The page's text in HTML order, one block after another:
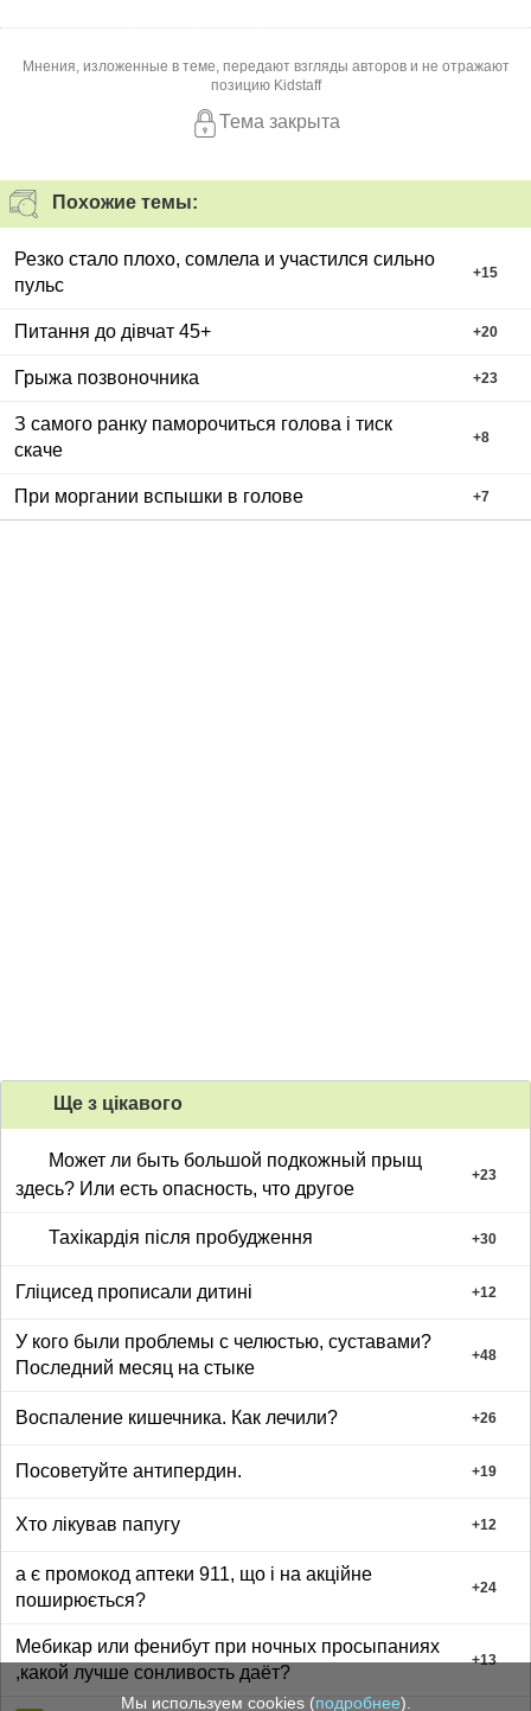
Мнения, изложенные в теме, передают взгляды авторов и не отражают
позицию Kidstaff
Тема закрыта
Похожие темы:
Резко стало плохо, сомлела и участился сильно
пульс
+15
Питання до дівчат 45+ +20
Грыжа позвоночника +23
З самого ранку паморочиться голова і тиск
скаче
+8
При моргании вспышки в голове +7
Ще з цiкавого
Может ли быть большой подкожный прыщ
здесь? Или есть опасность, что другое
+23
Тахікардія після пробудження +30
Гліцисед прописали дитині +12
У кого были проблемы с челюстью, суставами?
Последний месяц на стыке
+48
Воспаление кишечника. Как лечили? +26
Посоветуйте антипердин. +19
Хто лікував папугу +12
а є промокод аптеки 911, що і на акційне
поширюється?
+24
Мебикар или фенибут при ночных просыпаниях
,какой лучше сонливость даёт?
+13
Мы используем cookies (подробнее).